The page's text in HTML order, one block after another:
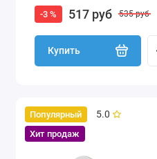
-3 % 517 руб 535 руб
Купить
Популярный
Хит продаж
5.0